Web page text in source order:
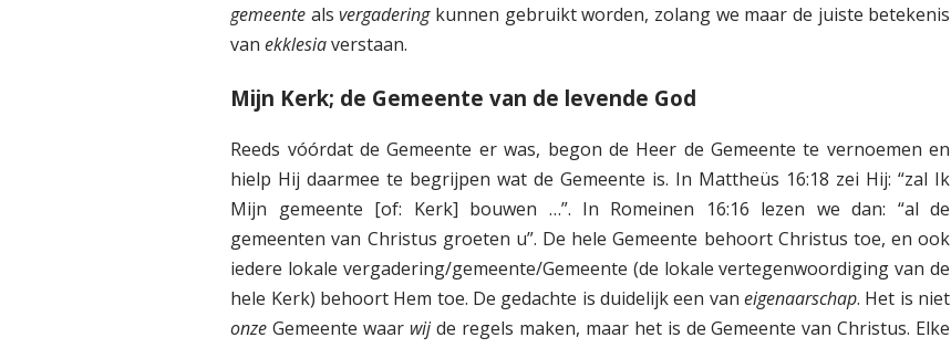
gemeente alsvergaderingkunnen gebruikt worden, zolang we maar de juiste betekenis
vanekklesiaverstaan.
Mijn Kerk; de Gemeente van de levende God
Reeds vóórdat de Gemeente er was, begon de Heer de Gemeente te vernoemen en
hielp Hij daarmee te begrijpen wat de Gemeente is. In Mattheüs 16:18 zei Hij: “zal Ik
Mijn gemeente [of: Kerk] bouwen …”. In Romeinen 16:16 lezen we dan: “al de
gemeenten van Christus groeten u”. De hele Gemeente behoort Christus toe, en ook
iedere lokale vergadering/gemeente/Gemeente (de lokale vertegenwoordiging van de
hele Kerk) behoort Hem toe. De gedachte is duidelijk een vaneigenaarschap. Het is niet
onze Gemeente waar wijde regels maken, maar het is de Gemeente van Christus. Elke